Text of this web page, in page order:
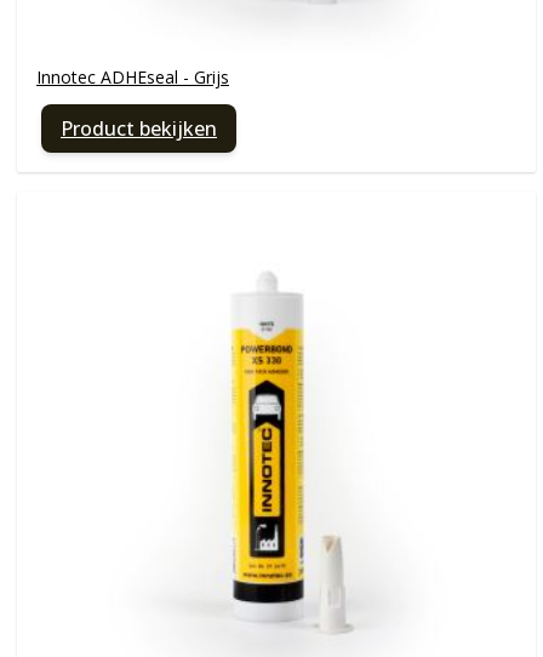
Innotec ADHEseal - Grijs
Product bekijken